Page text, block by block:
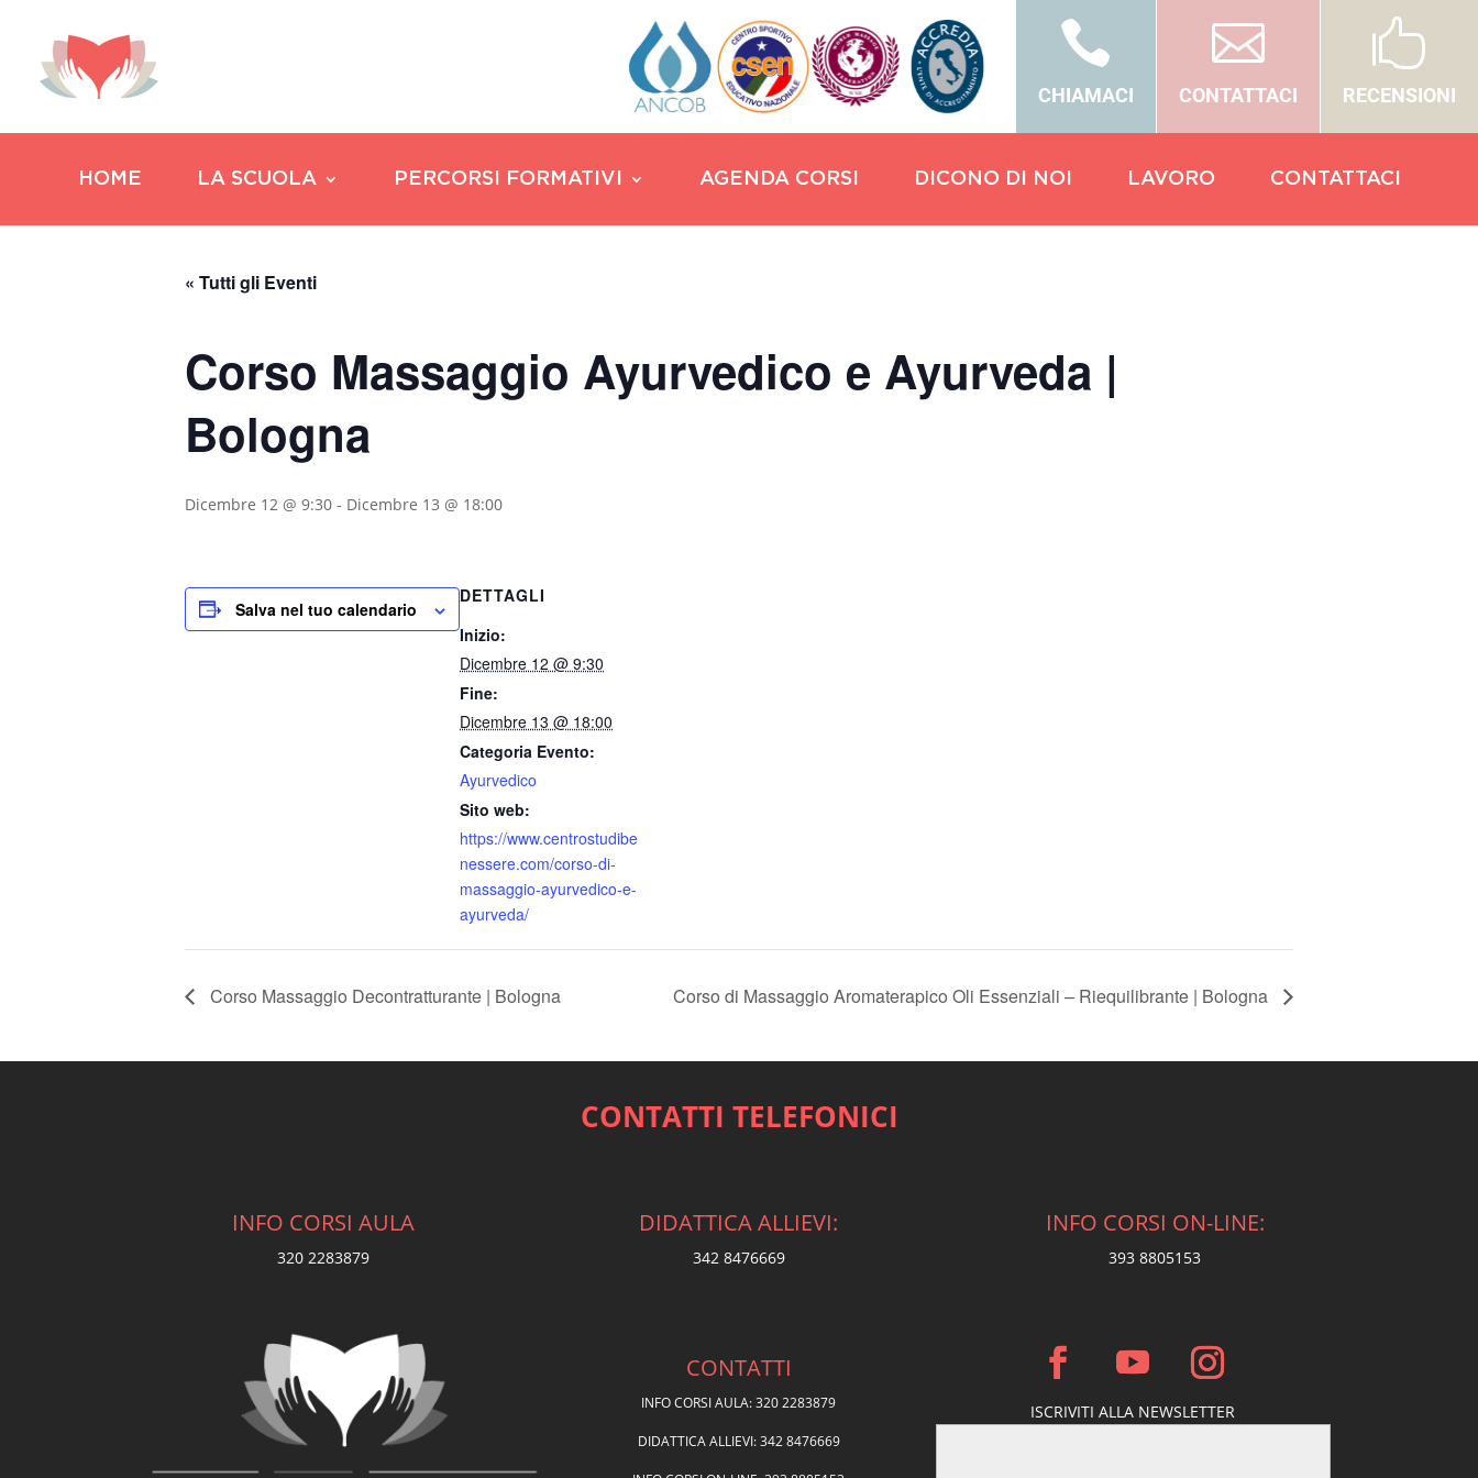

CHIAMACI

CONTATTACI

RECENSIONI
HOME LA SCUOLA PERCORSI FORMATIVI AGENDA CORSI DICONO DI NOI LAVORO CONTATTACI
« Tutti gli Eventi
Corso Massaggio Ayurvedico e Ayurveda |
Bologna
Dicembre 12 @ 9:30 - Dicembre 13 @ 18:00
Salva nel tuo calendario
DETTAGLI
Inizio:
Dicembre 12 @ 9:30
Fine:
Dicembre 13 @ 18:00
Categoria Evento:
Ayurvedico
Sito web:
https://www.centrostudibe
nessere.com/corso-di-
massaggio-ayurvedico-e-
ayurveda/
Corso Massaggio Decontratturante | Bologna Corso di Massaggio Aromaterapico Oli Essenziali – Riequilibrante | Bologna
CONTATTI TELEFONICI
INFO CORSI AULA
320 2283879
DIDATTICA ALLIEVI:
342 8476669
INFO CORSI ON-LINE:
393 8805153
CONTATTI
INFO CORSI AULA: 320 2283879
DIDATTICA ALLIEVI: 342 8476669
ISCRIVITI ALLA NEWSLETTER